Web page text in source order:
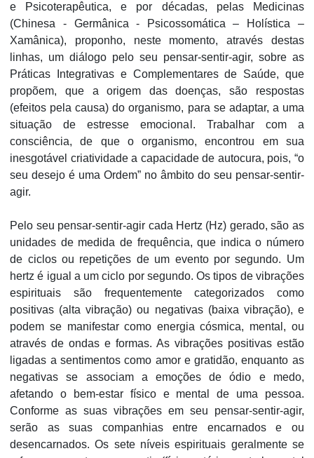
e Psicoterapêutica, e por décadas, pelas Medicinas
(Chinesa - Germânica - Psicossomática – Holística –
Xamânica), proponho, neste momento, através destas
linhas, um diálogo pelo seu pensar-sentir-agir, sobre as
Práticas Integrativas e Complementares de Saúde, que
propõem, que a origem das doenças, são respostas
(efeitos pela causa) do organismo, para se adaptar, a uma
situação de estresse emocional. Trabalhar com a
consciência, de que o organismo, encontrou em sua
inesgotável criatividade a capacidade de autocura, pois, “o
seu desejo é uma Ordem” no âmbito do seu pensar-sentir-
agir.
Pelo seu pensar-sentir-agir cada Hertz (Hz) gerado, são as
unidades de medida de frequência, que indica o número
de ciclos ou repetições de um evento por segundo. Um
hertz é igual a um ciclo por segundo. Os tipos de vibrações
espirituais são frequentemente categorizados como
positivas (alta vibração) ou negativas (baixa vibração), e
podem se manifestar como energia cósmica, mental, ou
através de ondas e formas. As vibrações positivas estão
ligadas a sentimentos como amor e gratidão, enquanto as
negativas se associam a emoções de ódio e medo,
afetando o bem-estar físico e mental de uma pessoa.
Conforme as suas vibrações em seu pensar-sentir-agir,
serão as suas companhias entre encarnados e ou
desencarnados. Os sete níveis espirituais geralmente se